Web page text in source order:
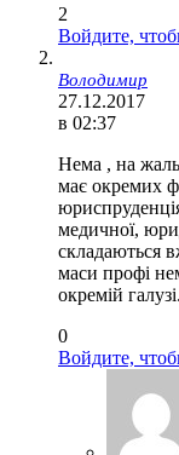
2
Войдите,
Володимир
27.12.2017
в 02:37
Нема , на
має окремих
медичної,
складаються
маси профі
окремій
0
Войдите,